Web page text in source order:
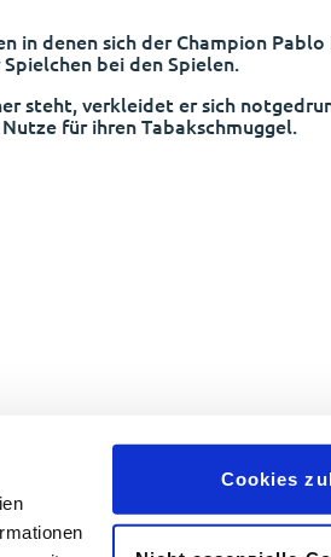
Cookies
in denen sich der Champion Pablo
bei den Spielen.
steht, verkleidet er sich
für ihren Tabakschmuggel.